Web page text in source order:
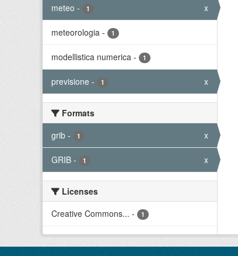
meteo - 1 x
meteorologia - 1
modellistica numerica - 1
previsione - 1 x
Formats
grib - 1 x
GRIB - 1 x
Licenses
Creative Commons... - 1